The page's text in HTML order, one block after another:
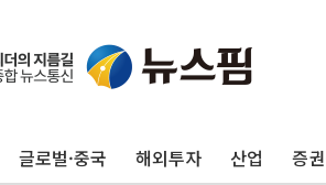
글로벌·중국 해외투자 산업 증
말 무더위 지속…청주·진천 35도, 곳곳 소나기